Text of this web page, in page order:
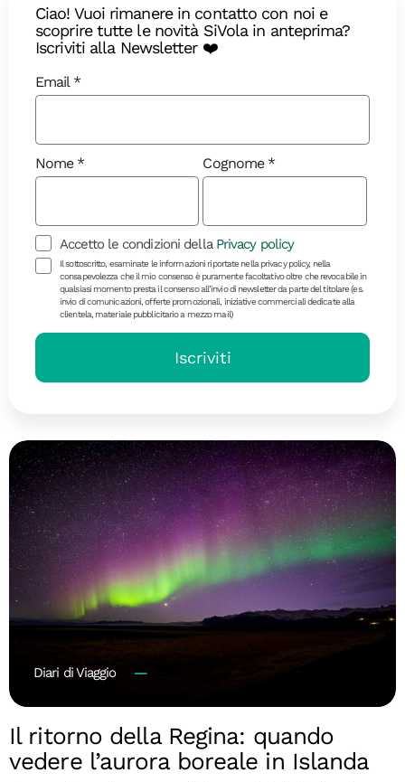
Diari di Viaggio
Saudade brasiliana: viaggio lungo
la Chapada Diamantina
Guida alle migliori cose da fare durante un viaggio
di gruppo in Brasile
Diari di Viaggio
Il ritorno della Regina: quando
vedere l’aurora boreale in Islanda
Ciao! Vuoi rimanere in contatto con noi e
scoprire tutte le novità SiVola in anteprima?
Iscriviti alla Newsletter ❤️
Email
Nome Cognome
Accetto le condizioni della Privacy policy
Il sottoscritto, esaminate le informazioni riportate nella privacy policy, nella
consapevolezza che il mio consenso è puramente facoltativo oltre che revocabile in
qualsiasi momento presta il consenso all’invio di newsletter da parte del titolare (es.
invio di comunicazioni, offerte promozionali, iniziative commerciali dedicate alla
clientela, materiale pubblicitario a mezzo mail)
Iscriviti